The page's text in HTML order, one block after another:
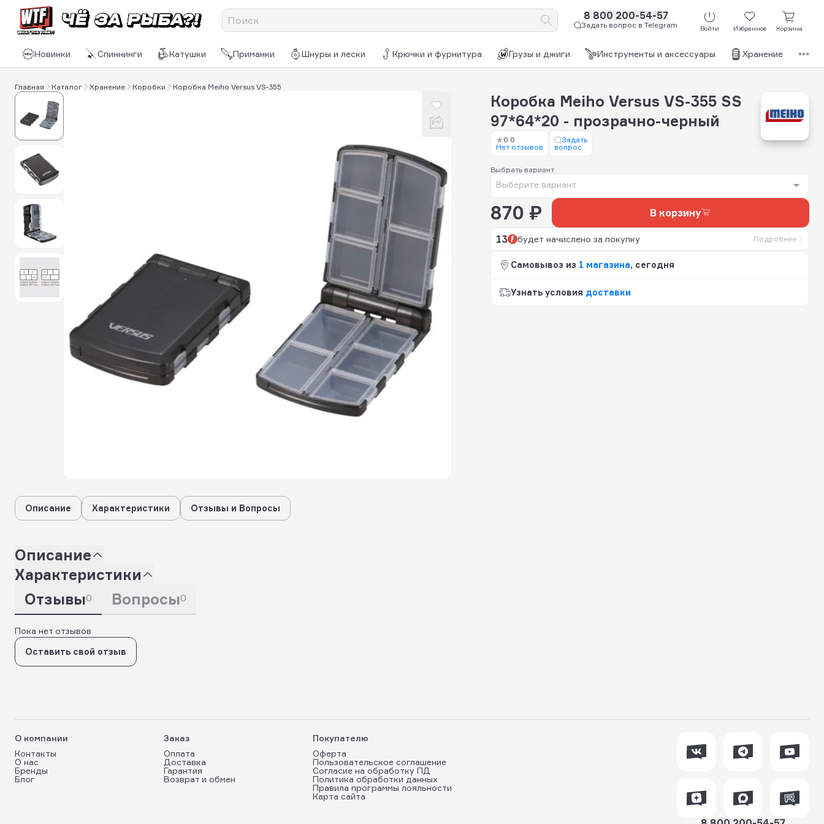
8 800 200-54-57
Задать вопрос в Telegram Войти Избранное Корзина
Новинки Спиннинги Катушки Приманки Шнуры и лески Крючки и фурнитура Грузы и джиги Инструменты и аксессуары Хранение
Главная Каталог Хранение Коробки Коробка Meiho Versus VS-355
Коробка Meiho Versus VS-355 SS
97*64*20 - прозрачно-черный
0.0
Нет отзывов
Задать
вопрос
Выбрать вариант
Выберите вариант
870 ₽ В корзину
13 будет начислено за покупку Подробнее
Самовывоз из 1 магазина, сегодня
Узнать условия доставки
Описание Характеристики Отзывы и Вопросы
Описание
Характеристики
Отзывы0 Вопросы0
Пока нет отзывов
Оставить свой отзыв
О компании
Контакты
О нас
Бренды
Блог
Заказ
Оплата
Доставка
Гарантия
Возврат и обмен
Покупателю
Оферта
Пользовательское соглашение
Согласие на обработку ПД
Политика обработки данных
Правила программы лояльности
Карта сайта